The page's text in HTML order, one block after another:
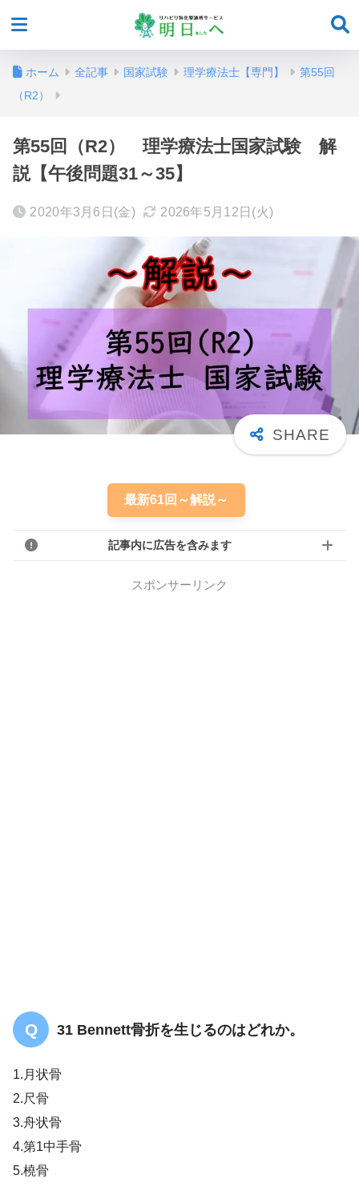
ホーム 全記事 国家試験 理学療法士【専門】
第55回
（R2）
第55回（R2） 理学療法士国家試験 解
説【午後問題31～35】
2020年3月6日(金) 2026年5月12日(火)
最新61回～解説～
記事内に広告を含みます
スポンサーリンク
31 Bennett骨折を生じるのはどれか。
1.月状骨
2.尺骨
3.舟状骨
4.第1中手骨
5.橈骨